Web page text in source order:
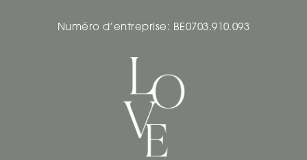
Numéro d’entreprise: BE0703.910.093